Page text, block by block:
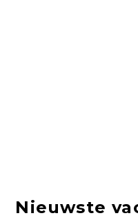
Nieuwste